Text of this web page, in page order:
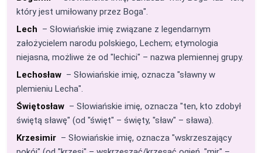
który jest umiłowany przez Boga".
Lech – Słowiańskie imię związane z legendarnym
założycielem narodu polskiego, Lechem; etymologia
niejasna, możliwe że od "lechici" – nazwa plemiennej grupy.
Lechosław – Słowiańskie imię, oznacza "sławny w
plemieniu Lecha".
Świętosław – Słowiańskie imię, oznacza "ten, kto zdobył
świętą sławę" (od "święt" – święty, "sław" – sława).
Krzesimir – Słowiańskie imię, oznacza "wskrzeszający